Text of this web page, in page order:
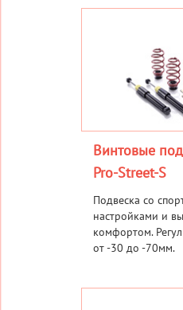
Винтовые
Pro-Street-S
Подвеска со
настройками и
комфортом.
от -30 до -70мм.